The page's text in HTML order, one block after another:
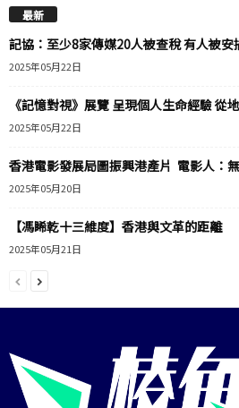
最新
記協：至少8家傳媒20人被查稅 有人被安
2025年05月22日
《記憶對視》展覽 呈現個人生命經驗 從
2025年05月22日
香港電影發展局圖振興港產片 電影人：
2025年05月20日
【馮睎乾十三維度】香港與文革的距離
2025年05月21日